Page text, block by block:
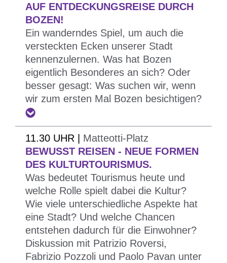
geteilt wird, direkt an die jungen Meraner und
Meranerinnen. Dabei werden viele Projekte
vorgestellt, mit denen die Ausbildung von aktiven
Jugendlichen und der Aufbau einer soliden
Identität gefördert werden sollen.
AUF ENTDECKUNGSREISE DURCH
BOZEN!
Ein wanderndes Spiel, um auch die
versteckten Ecken unserer Stadt
kennenzulernen. Was hat Bozen
eigentlich Besonderes an sich? Oder
besser gesagt: Was suchen wir, wenn
wir zum ersten Mal Bozen besichtigen?
Ein wanderndes Spiel, um auch die
versteckten Ecken unserer Stadt
kennenzulernen
Was hat Bozen eigentlich Besonderes an sich?
Oder besser gesagt: Was suchen wir, wenn wir
zum ersten Mal Bozen besichtigen?
Oft haben wir das Gefühl, dass sich unsere Städte
verändern. Dies kann verwirren, aber auch ein
Anlass sein, um sie besser kennenzulernen und
11.30 UHR | Matteotti-Platz
BEWUSST REISEN - NEUE FORMEN
DES KULTURTOURISMUS.
Was bedeutet Tourismus heute und
welche Rolle spielt dabei die Kultur?
Wie viele unterschiedliche Aspekte hat
eine Stadt? Und welche Chancen
entstehen dadurch für die Einwohner?
Diskussion mit Patrizio Roversi,
Fabrizio Pozzoli und Paolo Pavan unter